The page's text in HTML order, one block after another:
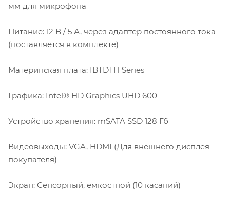
мм для микрофона
Питание: 12 В / 5 А, через адаптер постоянного тока
(поставляется в комплекте)
Материнская плата: IBTDTH Series
Графика: Intel® HD Graphics UHD 600
Устройство хранения: mSATA SSD 128 Гб
Видеовыходы: VGA, HDMI (Для внешнего дисплея
покупателя)
Экран: Сенсорный, емкостной (10 касаний)